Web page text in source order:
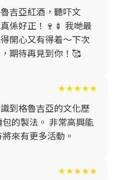
吉亞紅酒，聽吓文
係好正！🍷🍢 我哋最
開心又有得着～下次
期待再見到你！🥰
★★★★★
到格魯吉亞的文化歷
的製法。 非常高興能
來有更多活動。
★★★★★